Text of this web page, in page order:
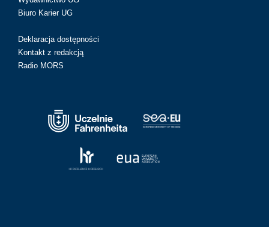
Biuro Karier UG
Deklaracja dostępności
Kontakt z redakcją
Radio MORS